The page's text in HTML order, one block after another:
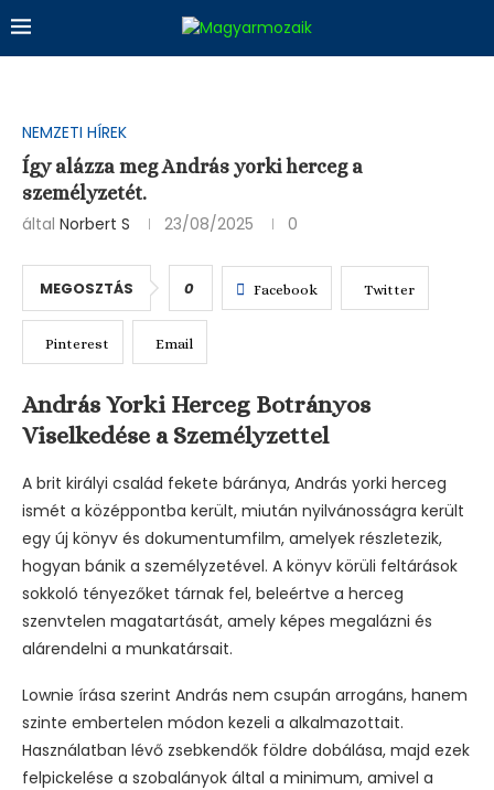
NEMZETI HÍREK
Így alázza meg András yorki herceg a
személyzetét.
által Norbert S 23/08/2025 0
MEGOSZTÁS 0 Facebook Twitter
Pinterest Email
András Yorki Herceg Botrányos
Viselkedése a Személyzettel
A brit királyi család fekete báránya, András yorki herceg
ismét a középpontba került, miután nyilvánosságra került
egy új könyv és dokumentumfilm, amelyek részletezik,
hogyan bánik a személyzetével. A könyv körüli feltárások
sokkoló tényezőket tárnak fel, beleértve a herceg
szenvtelen magatartását, amely képes megalázni és
alárendelni a munkatársait.
Lownie írása szerint András nem csupán arrogáns, hanem
szinte embertelen módon kezeli a alkalmazottait.
Használatban lévő zsebkendők földre dobálása, majd ezek
felpickelése a szobalányok által a minimum, amivel a